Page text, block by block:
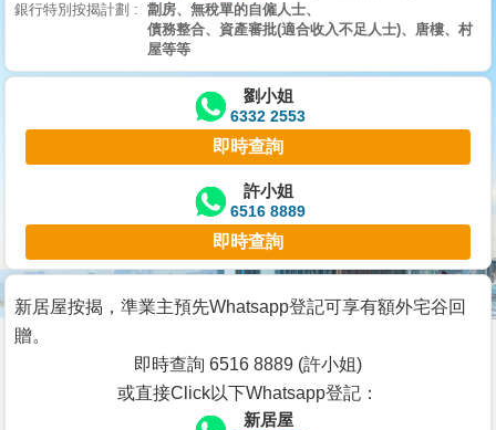
樓/
交
業
主
宅
谷
按
銀行特別按揭計劃
劏房、無稅單的自僱人士、
債務整合、資產審批(適合收入不足人士)、唐樓、村
屋等等
劉小姐
6332 2553
即時查詢
許小姐
6516 8889
即時查詢
新居屋按揭，準業主預先Whatsapp登記可享有額外宅谷回
贈。
即時查詢 6516 8889 (許小姐)
或直接Click以下Whatsapp登記：
新居屋